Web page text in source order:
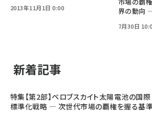
2013年11月1日 0:00
界の動向
7月30日
新着記事
特集【第2部】ペロブスカイト太陽電池の国際
標準化戦略 ― 次世代市場の覇権を握る基